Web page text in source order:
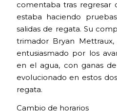
comentaba tras
estaba haciendo
salidas de regata. Su
trimador Bryan
entusiasmado por los
en el agua, con ganas
evolucionado en estos
regata.
Cambio de horarios